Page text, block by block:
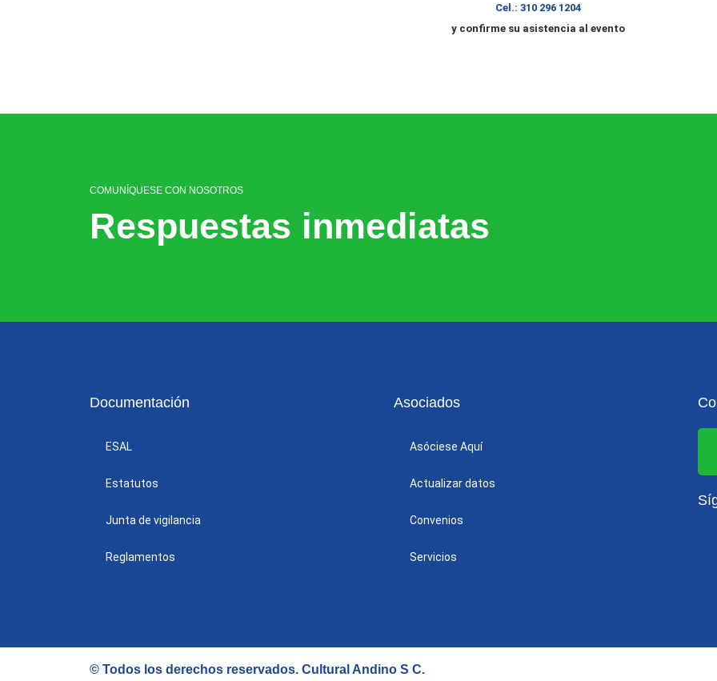
Cel.: 310 296 1204
y confirme su asistencia al evento
COMUNÍQUESE CON NOSOTROS
Respuestas inmediatas
Documentación
ESAL
Estatutos
Junta de vigilancia
Reglamentos
Asociados
Asóciese Aquí
Actualizar datos
Convenios
Servicios
© Todos los derechos reservados. Cultural Andino S C.